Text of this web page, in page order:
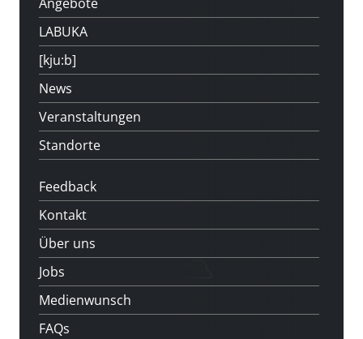
Angebote
LABUKA
[kju:b]
News
Veranstaltungen
Standorte
Feedback
Kontakt
Über uns
Jobs
Medienwunsch
FAQs